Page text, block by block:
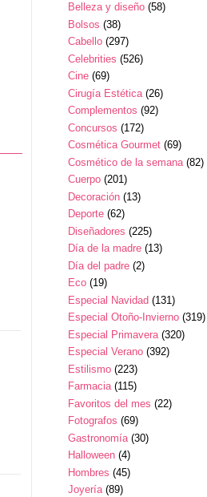
Belleza y diseño (58)
Bolsos (38)
Cabello (297)
Celebrities (526)
Cine (69)
Cirugía Estética (26)
Complementos (92)
Concursos (172)
Cosmética Gourmet (69)
Cosmético de la semana (82)
Cuerpo (201)
Decoración (13)
Deporte (62)
Diseñadores (225)
Día de la madre (13)
Día del padre (2)
Eco (19)
Especial Navidad (131)
Especial Otoño-Invierno (319)
Especial Primavera (320)
Especial Verano (392)
Estilismo (223)
Farmacia (115)
Favoritos del mes (22)
Fotografos (69)
Gastronomía (30)
Halloween (4)
Hombres (45)
Joyería (89)